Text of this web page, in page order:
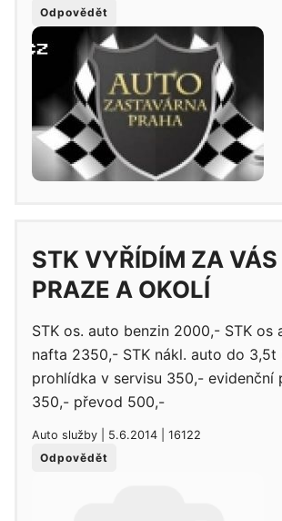
Odpovědět
STK VYŘÍDÍM ZA
PRAZE A OKOLÍ
STK os. auto benzin 2000,- STK os
nafta 2350,- STK nákl. auto do
prohlídka v servisu 350,- evidenční
350,- převod 500,-
Auto služby | 5.6.2014 | 16122
Odpovědět